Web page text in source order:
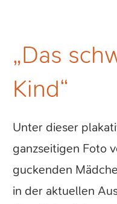
„Das
Kind“
Unter dieser
ganzseitigen Foto
guckenden
in der aktuellen